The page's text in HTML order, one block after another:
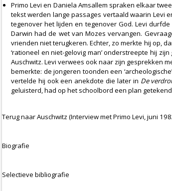
Primo Levi en Daniela Amsallem spraken elkaar
tekst werden lange passages vertaald waarin Levi
tegenover het lijden en tegenover God. Levi
Darwin had de wet van Mozes vervangen.
vrienden niet terugkeren. Echter, zo merkte hij op,
‘rationeel en niet-gelovig man’ onderstreepte hij
Auschwitz. Levi verwees ook naar zijn gesprekken
bemerkte: de jongeren toonden een
vertelde hij ook een anekdote die later in De
geluisterd, had op het schoolbord een plan
Terug naar Auschwitz (Interview met Primo Levi, juni
Biografie
Selectieve bibliografie